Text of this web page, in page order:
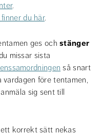
.
du här.
ges och stänger
missar sista
så snart
före tentamen,
sig sent till
korrekt sätt nekas